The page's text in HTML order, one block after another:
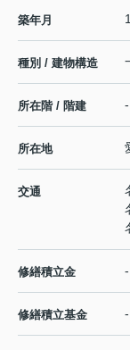
築年月
種別 / 建物構造
所在階 / 階建
所在地
交通
修繕積立金 -
修繕積立基金 -